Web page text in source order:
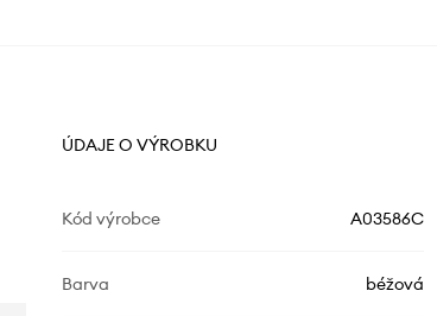
ÚDAJE O VÝROBKU
Kód výrobce A03586C
Barva béžová